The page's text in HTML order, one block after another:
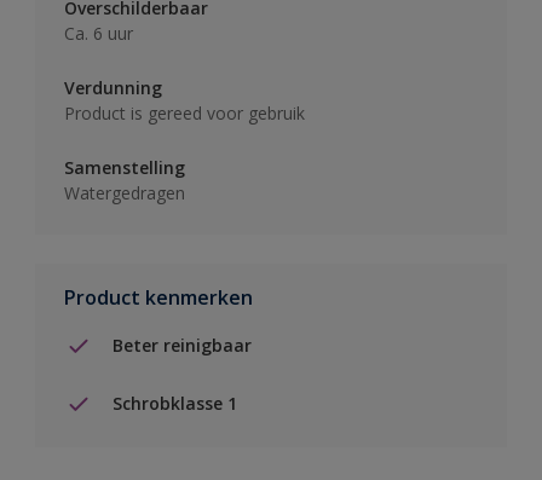
Overschilderbaar
Ca. 6 uur
Verdunning
Product is gereed voor gebruik
Samenstelling
Watergedragen
Product kenmerken
Beter reinigbaar
Schrobklasse 1